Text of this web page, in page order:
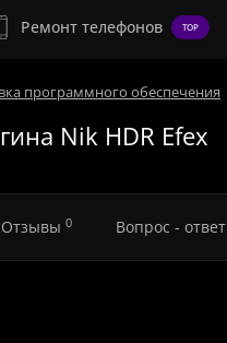
Ремонт телефонов TOP
программного обеспечения
Nik HDR Efex
Отзывы 0 Вопрос - ответ